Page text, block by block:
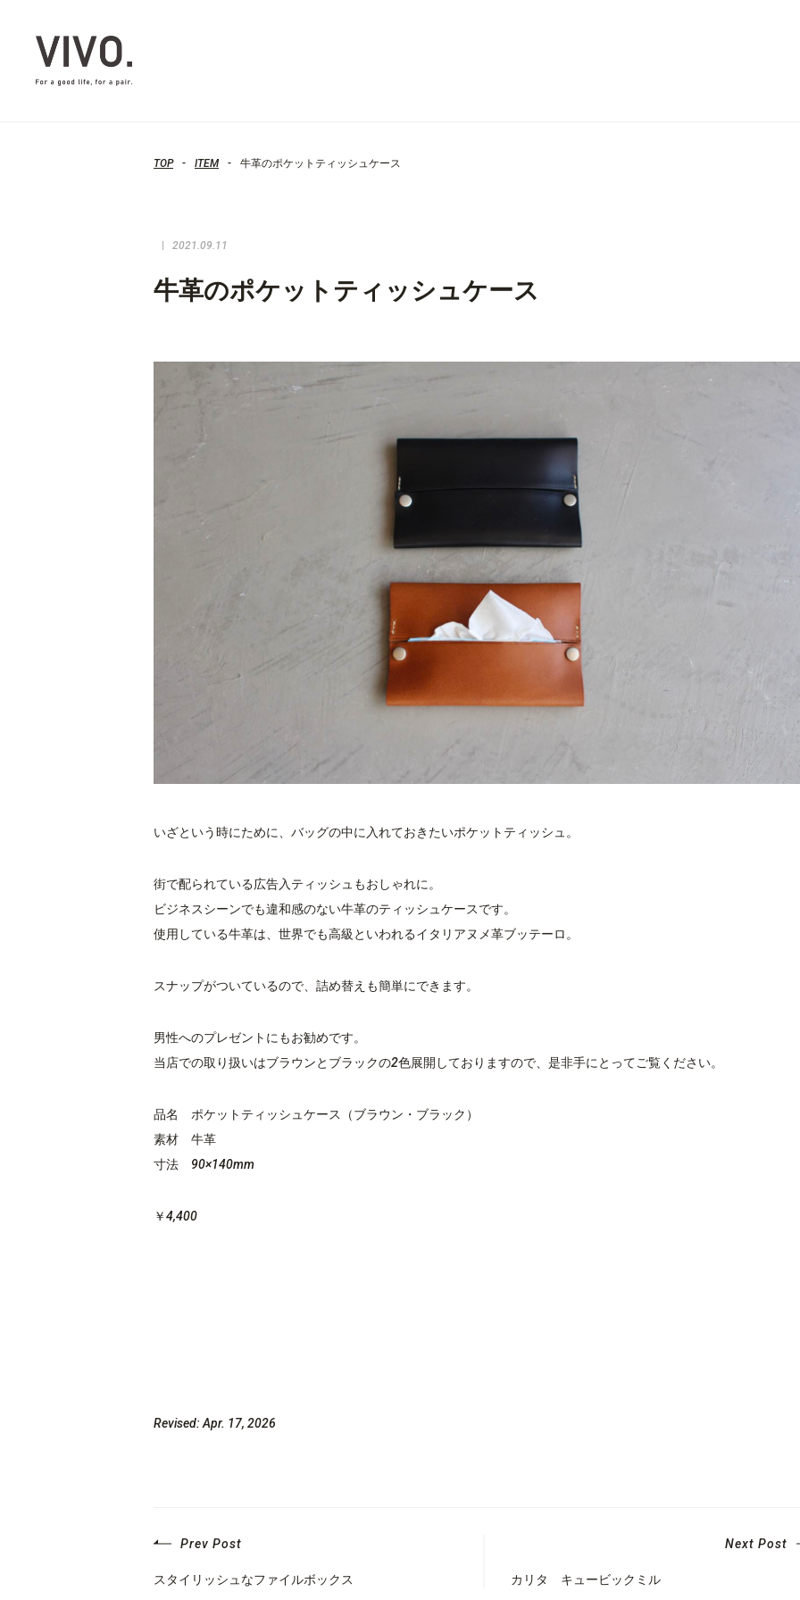
TOP ITEM 牛革のポケットティッシュケース
2021.09.11
牛革のポケットティッシュケース
いざという時にために、バッグの中に入れておきたいポケットティッシュ。
街で配られている広告入ティッシュもおしゃれに。
ビジネスシーンでも違和感のない牛革のティッシュケースです。
使用している牛革は、世界でも高級といわれるイタリアヌメ革ブッテーロ。
スナップがついているので、詰め替えも簡単にできます。
男性へのプレゼントにもお勧めです。
当店での取り扱いはブラウンとブラックの2色展開しておりますので、是非手にとってご覧ください。
品名 ポケットティッシュケース（ブラウン・ブラック）
素材 牛革
寸法 90×140mm
￥4,400
Revised: Apr. 17, 2026
Prev Post
スタイリッシュなファイルボックス
Next Post
カリタ キュービックミル